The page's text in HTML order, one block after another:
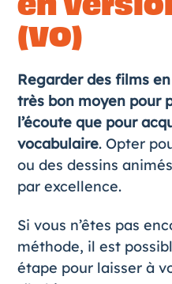
(VO)
Regarder des films
très bon moyen pour
l’écoute que pour
vocabulaire. Opter
ou des dessins
par excellence.
Si vous n’êtes pas
méthode, il est
étape pour laisser à